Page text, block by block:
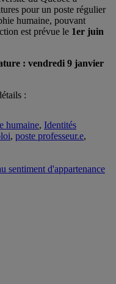
pour un poste régulier
humaine, pouvant
est prévue le 1er juin
: vendredi 9 janvier
:
humaine, Identités
, poste professeur.e,
sentiment d'appartenance